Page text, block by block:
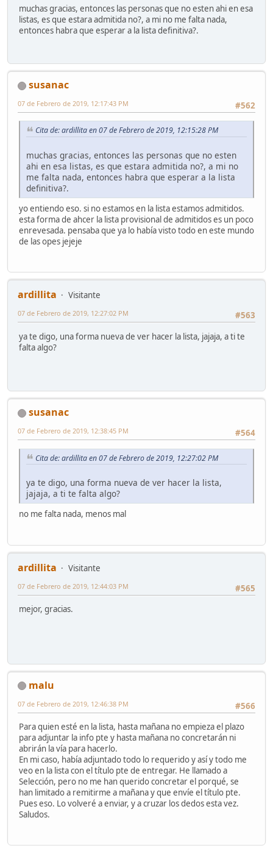
muchas gracias, entonces las personas que no esten ahi en esa
listas, es que estara admitida no?, a mi no me falta nada,
entonces habra que esperar a la lista definitiva?.
susanac
#562
07 de Febrero de 2019, 12:17:43 PM
Cita de: ardillita en 07 de Febrero de 2019, 12:15:28 PM
muchas gracias, entonces las personas que no esten
ahi en esa listas, es que estara admitida no?, a mi no
me falta nada, entonces habra que esperar a la lista
definitiva?.
yo entiendo eso. si no estamos en la lista estamos admitidos.
esta forma de ahcer la lista provisional de admitidos es un poco
enrevesada. pensaba que ya lo había visto todo en este mundo
de las opes jejeje
ardillita
Visitante
#563
07 de Febrero de 2019, 12:27:02 PM
ya te digo, una forma nueva de ver hacer la lista, jajaja, a ti te
falta algo?
susanac
#564
07 de Febrero de 2019, 12:38:45 PM
Cita de: ardillita en 07 de Febrero de 2019, 12:27:02 PM
ya te digo, una forma nueva de ver hacer la lista,
jajaja, a ti te falta algo?
no me falta nada, menos mal
ardillita
Visitante
#565
07 de Febrero de 2019, 12:44:03 PM
mejor, gracias.
malu
#566
07 de Febrero de 2019, 12:46:38 PM
Para quien esté en la lista, hasta mañana no empieza el plazo
para adjuntar la info pte y hasta mañana no concretarán ni
abrirán la vía para hacerlo.
En mi caso, había adjuntado todo lo requerido y así y todo me
veo en la lista con el título pte de entregar. He llamado a
Selección, pero no me han querido concretar el porqué, se
han limitado a remitirme a mañana y que envíe el título pte.
Pues eso. Lo volveré a enviar, y a cruzar los dedos esta vez.
Saludos.